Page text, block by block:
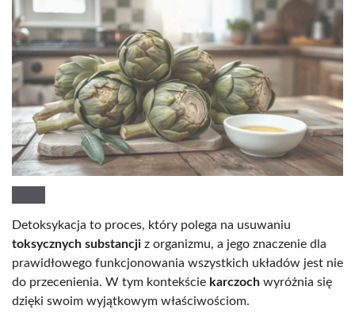
Detoksykacja to proces, który polega na usuwaniu
toksycznych substancji z organizmu, a jego znaczenie dla
prawidłowego funkcjonowania wszystkich układów jest nie
do przecenienia. W tym kontekście karczoch wyróżnia się
dzięki swoim wyjątkowym właściwościom.